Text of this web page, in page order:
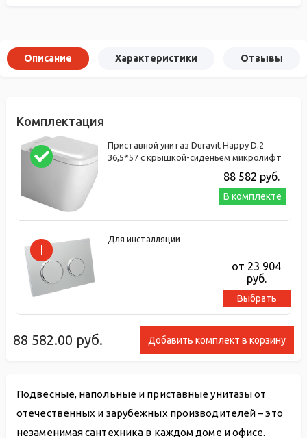
Описание Характеристики Отзывы
Комплектация
88 582.00 руб. Добавить комплект в корзину
Приставной унитаз Duravit Happy D.2
36,5*57 с крышкой-сиденьем микролифт
88 582 руб.
В комплекте
Для инсталляции
от 23 904
руб.
Выбрать
Подвесные, напольные и приставные унитазы от
отечественных и зарубежных производителей – это
незаменимая сантехника в каждом доме и офисе.